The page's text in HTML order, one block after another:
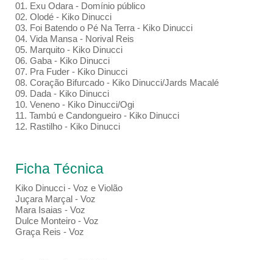
01. Exu Odara - Domínio público
02. Olodé - Kiko Dinucci
03. Foi Batendo o Pé Na Terra - Kiko Dinucci
04. Vida Mansa - Norival Reis
05. Marquito - Kiko Dinucci
06. Gaba - Kiko Dinucci
07. Pra Fuder - Kiko Dinucci
08. Coração Bifurcado - Kiko Dinucci/Jards Macalé
09. Dada - Kiko Dinucci
10. Veneno - Kiko Dinucci/Ogi
11. Tambú e Candongueiro - Kiko Dinucci
12. Rastilho - Kiko Dinucci
Ficha Técnica
Kiko Dinucci - Voz e Violão
Juçara Marçal - Voz
Mara Isaias - Voz
Dulce Monteiro - Voz
Graça Reis - Voz